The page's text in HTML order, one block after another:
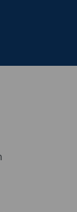
otwórz/